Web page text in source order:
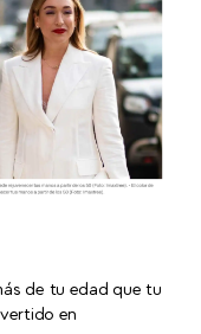
de tu edad que tu
en